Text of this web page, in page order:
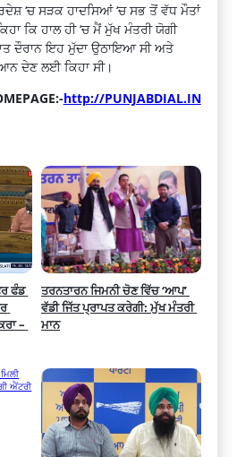
‘ਚ ਸੜਕ ਹਾਦਸਿਆਂ ‘ਚ ਸਭ ਤੋਂ ਵੱਧ ਮੌਤਾਂ
ਕਿ ਹਾਲ ਹੀ ‘ਚ ਮੈਂ ਮੁੱਖ ਮੰਤਰੀ ਯੋਗੀ
ਦੌਰਾਨ ਇਹ ਮੁੱਦਾ ਉਠਾਇਆ ਸੀ ਅਤੇ
ਦੇਣ ਲਈ ਕਿਹਾ ਸੀ।
http://PUNJABDIAL.IN
ਫੰਡ
–
ਤਰਨਤਾਰਨ ਜਿਮਨੀ ਚੋਣ ਵਿੱਚ ‘ਆਪ’
ਵੱਡੀ ਜਿੱਤ ਪ੍ਰਾਪਤ ਕਰੇਗੀ: ਮੁੱਖ ਮੰਤਰੀ
ਮਾਨ